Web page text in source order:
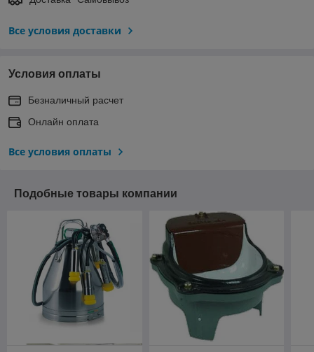
Все условия доставки
Условия оплаты
Безналичный расчет
Онлайн оплата
Все условия оплаты
Подобные товары компании